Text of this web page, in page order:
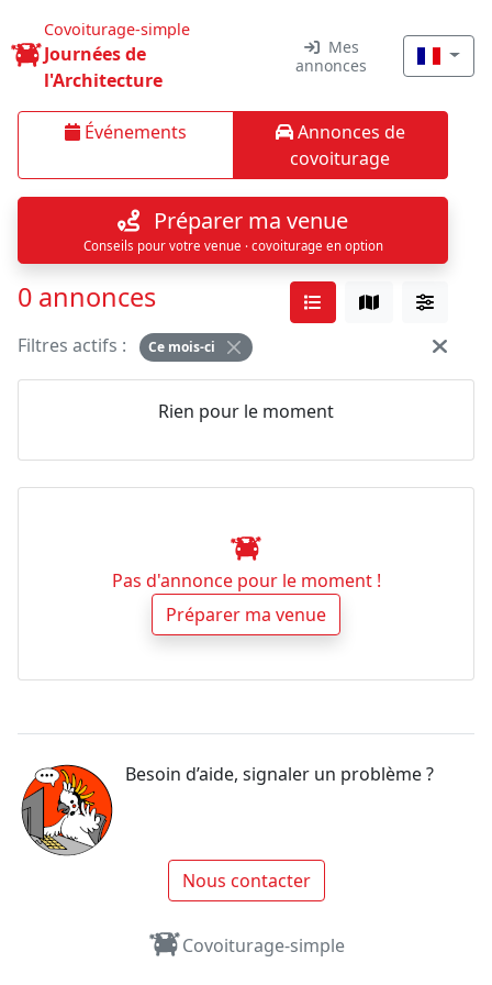
Covoiturage-simple
Journées de
l'Architecture
Mes
annonces
Événements
Annonces de
covoiturage
Préparer ma venue
Conseils pour votre venue · covoiturage en option
0 annonces
Filtres actifs : Ce mois-ci
Rien pour le moment
Pas d'annonce pour le moment !
Préparer ma venue
Besoin d’aide, signaler un problème ?
Nous contacter
Covoiturage-simple